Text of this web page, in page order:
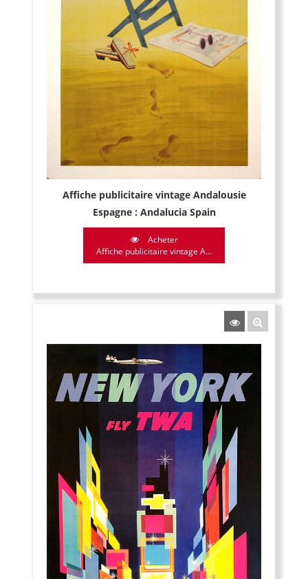
Affiche publicitaire vintage Andalousie
Espagne : Andalucia Spain
Acheter
Affiche publicitaire vintage A...